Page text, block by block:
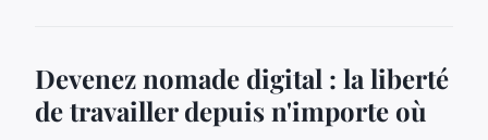
Devenez nomade digital : la liberté
de travailler depuis n'importe où